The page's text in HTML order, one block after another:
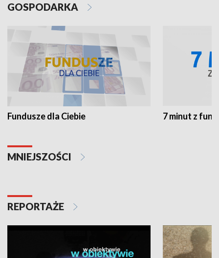
GOSPODARKA
Fundusze dla Ciebie 7 minut z
MNIEJSZOŚCI
REPORTAŻE